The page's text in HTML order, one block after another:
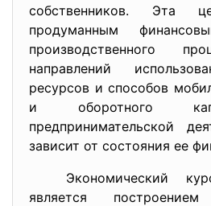
собственников. Эта
продуманным
производственного
направлений
ресурсов и способов
и оборотного
предпринимательской
зависит от состояния ее
Экономический курс
является построением